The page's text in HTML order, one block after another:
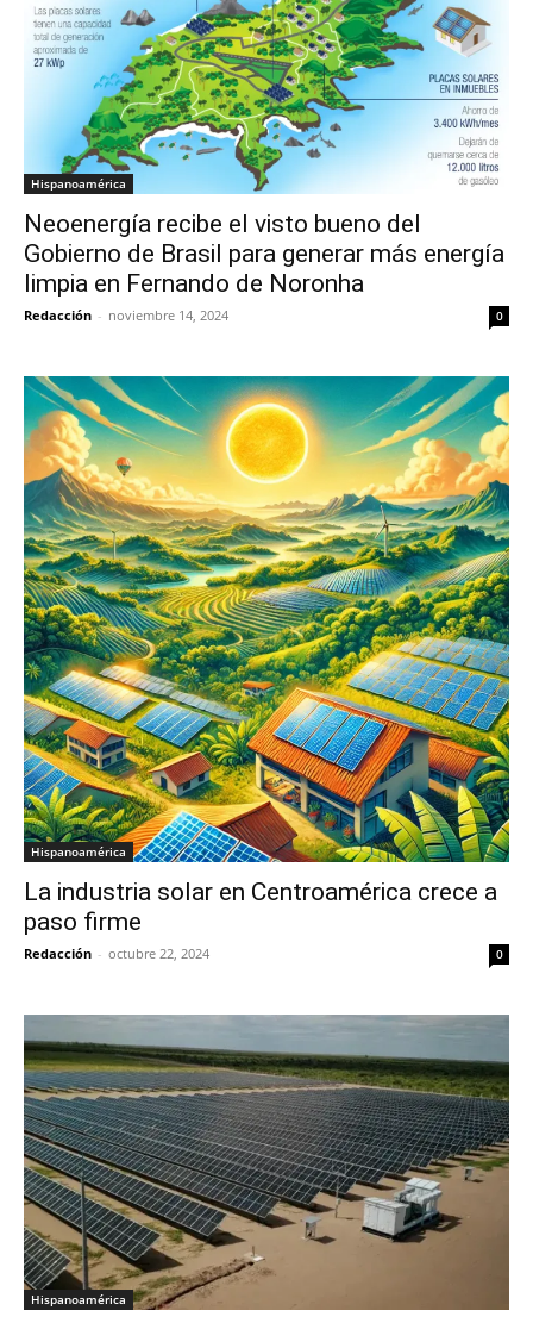
Hispanoamérica
Neoenergía recibe el visto bueno del
Gobierno de Brasil para generar más energía
limpia en Fernando de Noronha
Redacción - noviembre 14, 2024 0
Hispanoamérica
La industria solar en Centroamérica crece a
paso firme
Redacción - octubre 22, 2024 0
Hispanoamérica